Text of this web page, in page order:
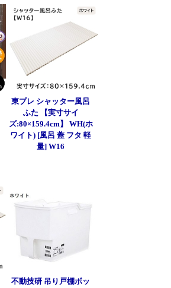
東プレ シャッター風呂
ふた 【実寸サイ
ズ:80×159.4cm】 WH(ホ
ワイト) [風呂 蓋 フタ 軽
量] W16
不動技研 吊り戸棚ボッ